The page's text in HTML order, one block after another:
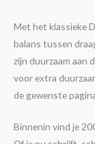
Met het klassieke
balans tussen
zijn duurzaam aan
voor extra
de gewenste
Binnenin vind je